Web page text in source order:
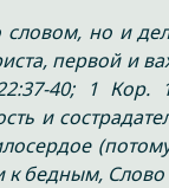
словом, но и
первой и
40; 1 Кор.
и
к бедным, Слово